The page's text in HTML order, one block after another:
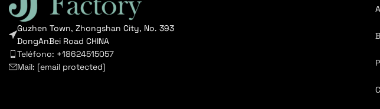
Guzhen Town, Zhongshan City, No. 393
DongAnBei Road CHINA
Teléfono: +18624515057
Mail: [email protected]